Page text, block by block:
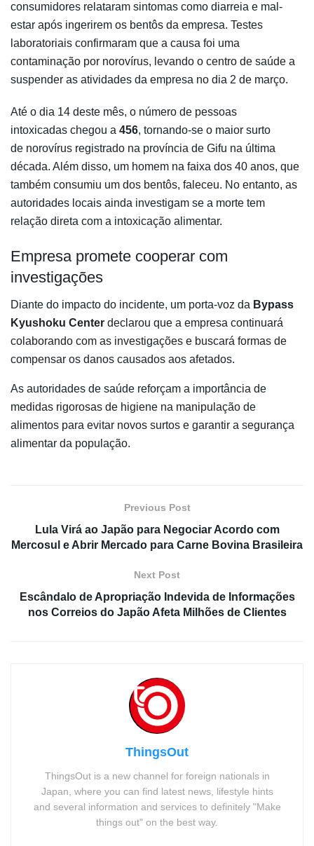
consumidores relataram sintomas como diarreia e mal-
estar após ingerirem os bentôs da empresa. Testes
laboratoriais confirmaram que a causa foi uma
contaminação por norovírus, levando o centro de saúde a
suspender as atividades da empresa no dia 2 de março.
Até o dia 14 deste mês, o número de pessoas
intoxicadas chegou a 456, tornando-se o maior surto
de norovírus registrado na província de Gifu na última
década. Além disso, um homem na faixa dos 40 anos, que
também consumiu um dos bentôs, faleceu. No entanto, as
autoridades locais ainda investigam se a morte tem
relação direta com a intoxicação alimentar.
Empresa promete cooperar com
investigações
Diante do impacto do incidente, um porta-voz da Bypass
Kyushoku Center declarou que a empresa continuará
colaborando com as investigações e buscará formas de
compensar os danos causados aos afetados.
As autoridades de saúde reforçam a importância de
medidas rigorosas de higiene na manipulação de
alimentos para evitar novos surtos e garantir a segurança
alimentar da população.
Previous Post
Lula Virá ao Japão para Negociar Acordo com
Mercosul e Abrir Mercado para Carne Bovina Brasileira
Next Post
Escândalo de Apropriação Indevida de Informações
nos Correios do Japão Afeta Milhões de Clientes
ThingsOut
ThingsOut is a new channel for foreign nationals in
Japan, where you can find latest news, lifestyle hints
and several information and services to definitely "Make
things out" on the best way.